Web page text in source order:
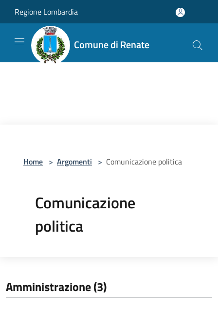
Regione Lombardia
Comune di Renate
Home > Argomenti > Comunicazione politica
Comunicazione
politica
Amministrazione (3)